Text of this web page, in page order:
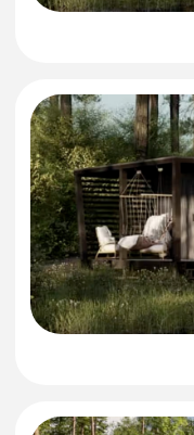
ЧПУ-производство
Точность сборки
до миллиметра